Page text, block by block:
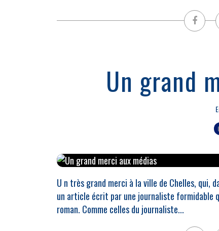
Un grand
U n très grand merci à la ville de Chelles, qui,
un article écrit par une journaliste formidable
roman. Comme celles du journaliste...